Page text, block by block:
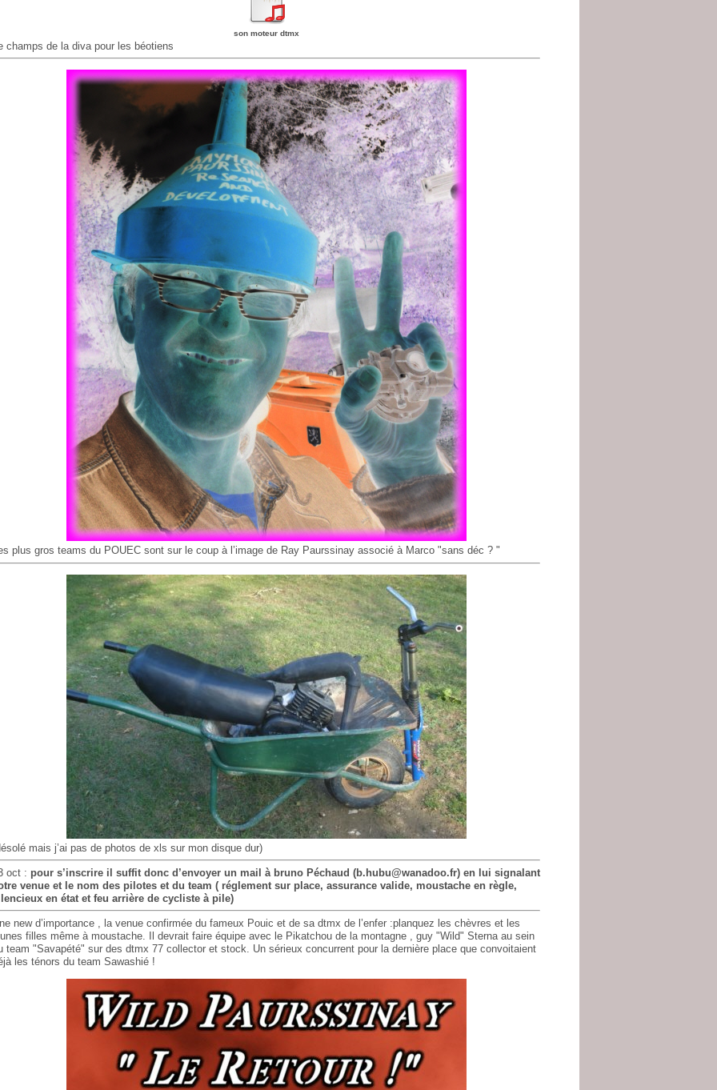
son moteur dtmx
champs de la diva pour les béotiens
plus gros teams du POUEC sont sur le coup à l’image de Ray Paurssinay associé à Marco "sans déc ? "
mais j’ai pas de photos de xls sur mon disque dur)
oct : pour s’inscrire il suffit donc d’envoyer un mail à bruno Péchaud (b.hubu@wanadoo.fr) en lui signalant
venue et le nom des pilotes et du team ( réglement sur place, assurance valide, moustache en règle,
en état et feu arrière de cycliste à pile)
new d’importance , la venue confirmée du fameux Pouic et de sa dtmx de l’enfer :planquez les chèvres et les
filles même à moustache. Il devrait faire équipe avec le Pikatchou de la montagne , guy "Wild" Sterna au sein
team "Savapété" sur des dtmx 77 collector et stock. Un sérieux concurrent pour la dernière place que convoitaient
les ténors du team Sawashié !